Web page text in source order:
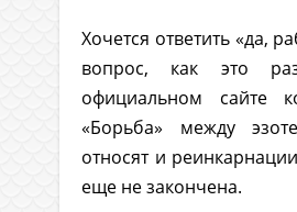
Хочется ответить «да,
вопрос, как это
официальном сайте
«Борьба» между
относят и
еще не закончена.